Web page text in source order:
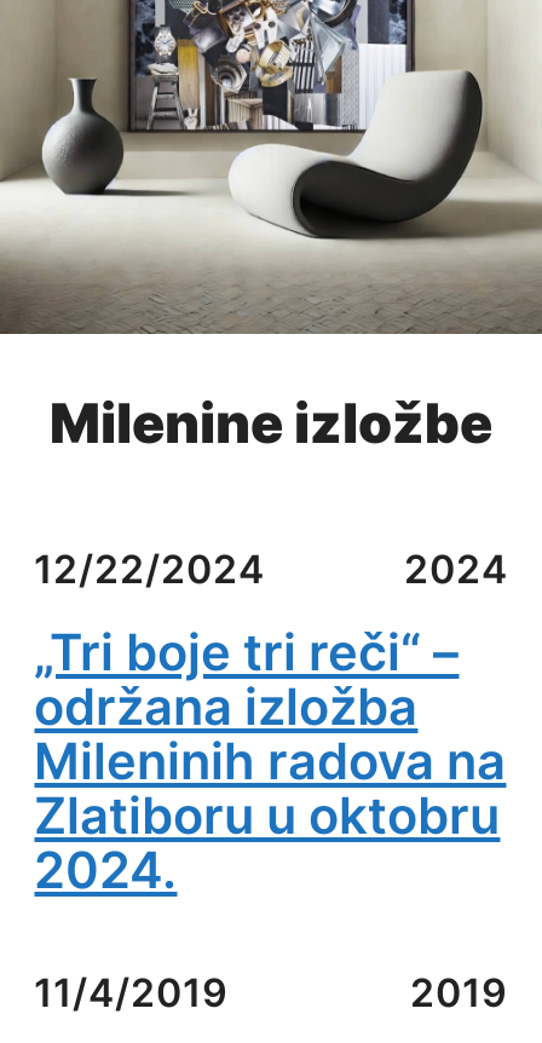
Milenine izložbe
12/22/2024 2024
„Tri boje tri reči“ –
održana izložba
Mileninih radova na
Zlatiboru u oktobru
2024.
11/4/2019 2019